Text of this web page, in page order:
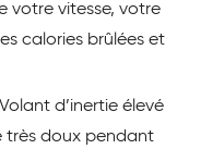
votre vitesse, votre
calories brûlées et
Volant d’inertie élevé
très doux pendant